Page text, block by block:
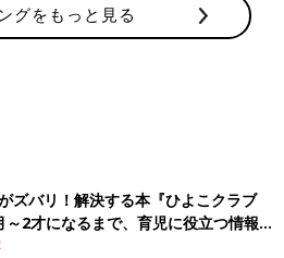
グをもっと見る
ズバリ！解決する本『ひよこクラブ
2才になるまで、育児に役立つ情報が